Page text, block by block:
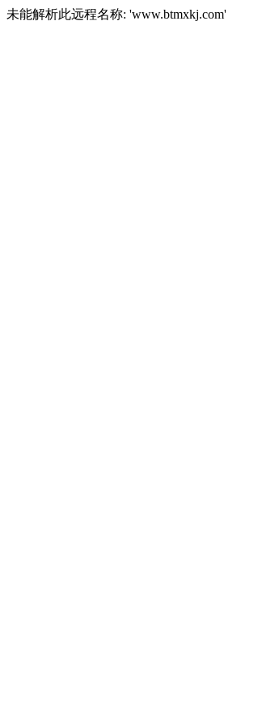
未能解析此远程名称: 'www.btmxkj.com'